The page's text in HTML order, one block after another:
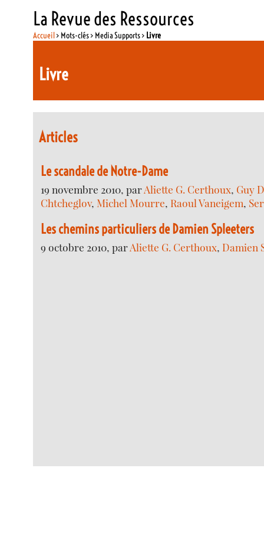
La Revue des Ressources
Accueil> Mots-clés > Media Supports > Livre
Livre
Articles
Le scandale de Notre-Dame
19 novembre 2010, parAliette G. Certhoux, Guy
Chtcheglov,Michel Mourre, Raoul Vaneigem,
Les chemins particuliers de Damien Spleeters
9 octobre 2010, parAliette G. Certhoux,Damien